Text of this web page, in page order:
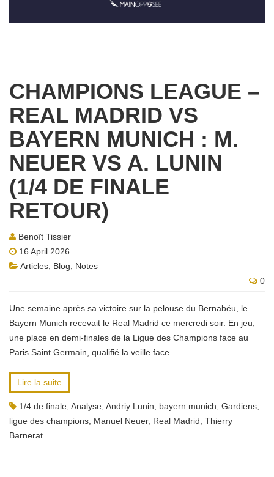
CHAMPIONS LEAGUE –
REAL MADRID VS
BAYERN MUNICH : M.
NEUER VS A. LUNIN
(1/4 DE FINALE
RETOUR)
Benoît Tissier
16 April 2026
Articles Blog
Notes
0
Une semaine après sa victoire sur la pelouse du Bernabéu, le
Bayern Munich recevait le Real Madrid ce mercredi soir. En jeu,
une place en demi-finales de la Ligue des Champions face au
Paris Saint Germain, qualifié la veille face
Lire la suite
1/4 de finale Analyse Andriy Lunin bayern munich Gardiens
ligue des champions Manuel Neuer, Real Madrid Thierry
Barnerat